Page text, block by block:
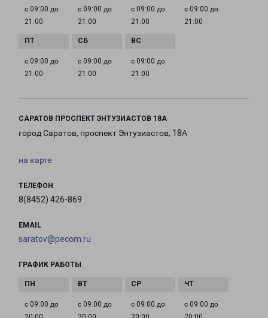
с 09:00 до
21:00
с 09:00 до
21:00
с 09:00 до
21:00
с 09:00 до
21:00
с 09:00 до
21:00
с 09:00 до
21:00
с 09:00 до
21:00
САРАТОВ ПРОСПЕКТ ЭНТУЗИАСТОВ 18А
город Саратов, проспект Энтузиастов, 18А
на карте
ТЕЛЕФОН
8(8452) 426-869
EMAIL
saratov@pecom.ru
ГРАФИК РАБОТЫ
с 09:00 до
с 09:00 до
с 09:00 до
с 09:00 до